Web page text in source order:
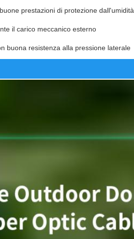
prestazioni di protezione dall'umidità
il carico meccanico esterno
buona resistenza alla pressione laterale